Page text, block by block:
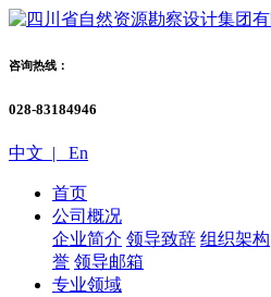
咨询热线：
028-83184946
中文 | En
首页
公司概况
企业简介 领导致辞 组织架构
誉 领导邮箱
专业领域